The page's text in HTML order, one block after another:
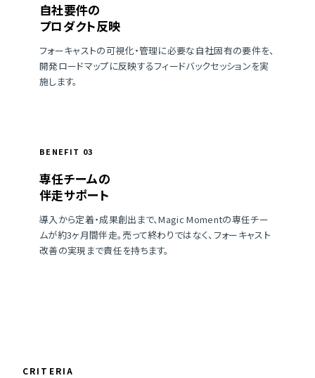
自社要件の
プロダクト反映
フォーキャストの可視化・管理に必要な自社固有の要件を、
開発ロードマップに反映するフィードバックセッションを実
施します。
BENEFIT 03
専任チームの
伴走サポート
導入から定着・成果創出まで、Magic Momentの専任チー
ムが約3ヶ月間伴走。売って終わりではなく、フォーキャスト
改善の実現まで責任を持ちます。
CRITERIA